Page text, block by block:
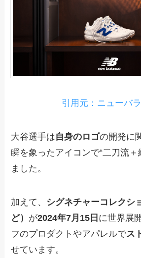
引用元：ニューバ
大谷選手は自身のロゴの開発に
瞬を象ったアイコンで“二刀流＋
ました。
加えて、 シグネチャーコレクシ
ど） が2024年7月15日 に世界展
フのプロダクトやアパレルでス
せています。